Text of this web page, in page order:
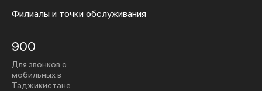
Филиалы и точки обслуживания
900
Для звонков с
мобильных в
Таджикистане